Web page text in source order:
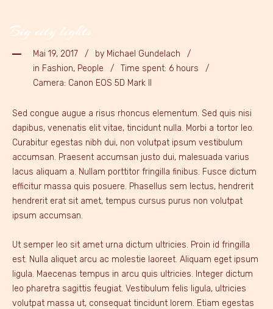
Big city lights
Mai 19, 2017 by Michael Gundelach
in Fashion, People
Time spent: 6 hours
Camera: Canon EOS 5D Mark II
Sed congue augue a risus rhoncus elementum. Sed quis nisi
dapibus, venenatis elit vitae, tincidunt nulla. Morbi a tortor leo.
Curabitur egestas nibh dui, non volutpat ipsum vestibulum
accumsan. Praesent accumsan justo dui, malesuada varius
lacus aliquam a. Nullam porttitor fringilla finibus. Fusce dictum
efficitur massa quis posuere. Phasellus sem lectus, hendrerit
hendrerit erat sit amet, tempus cursus purus non volutpat
ipsum accumsan.
Ut semper leo sit amet urna dictum ultricies. Proin id fringilla
est. Nulla aliquet arcu ac molestie laoreet. Aliquam eget ipsum
ligula. Maecenas tempus in arcu quis ultricies. Integer dictum
leo pharetra sagittis feugiat. Vestibulum felis ligula, ultricies
volutpat massa ut, consequat tincidunt lorem. Etiam egestas